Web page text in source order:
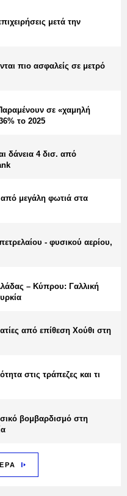
μετά την
πιο ασφαλείς σε μετρό
σε «χαμηλή
το 2025
δάνεια 4 δισ. από
μεγάλη φωτιά στα
- φυσικού αερίου,
– Κύπρου: Γαλλική
από επίθεση Χούθι στη
στις τράπεζες και τι
βομβαρδισμό στη